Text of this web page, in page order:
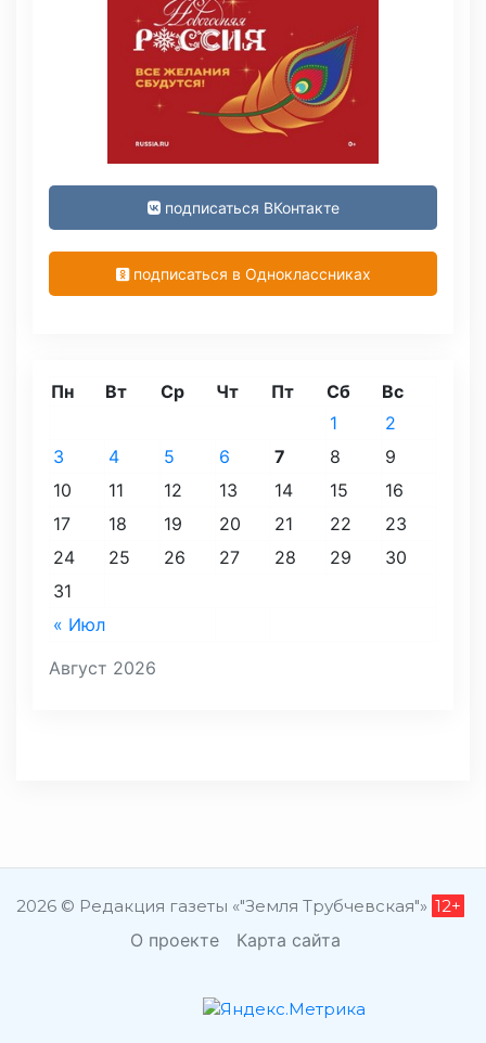
подписаться ВКонтакте
подписаться в Одноклассниках
Август 2026
Пн Вт Ср Чт Пт Сб Вс
« Июл
1
2
3
4 5 6 7 8
9
10
11 12 13 14 15
16
17
18 19 20 21 22
23
24
25 26 27 28 29
30
31
2026 © Редакция газеты «"Земля Трубчевская"» 12+
О проекте Карта сайта